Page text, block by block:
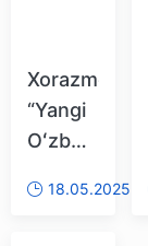
Xorazmda
“Yangi
Oʻzbekiston
choʻqqilari”
18.05.2025